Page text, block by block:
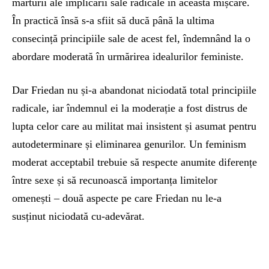
mărturii ale implicării sale radicale în această mișcare.
În practică însă s-a sfiit să ducă până la ultima
consecință principiile sale de acest fel, îndemnând la o
abordare moderată în urmărirea idealurilor feministe.
Dar Friedan nu și-a abandonat niciodată total principiile
radicale, iar îndemnul ei la moderație a fost distrus de
lupta celor care au militat mai insistent și asumat pentru
autodeterminare și eliminarea genurilor. Un feminism
moderat acceptabil trebuie să respecte anumite diferențe
între sexe și să recunoască importanța limitelor
omenești – două aspecte pe care Friedan nu le-a
susținut niciodată cu-adevărat.